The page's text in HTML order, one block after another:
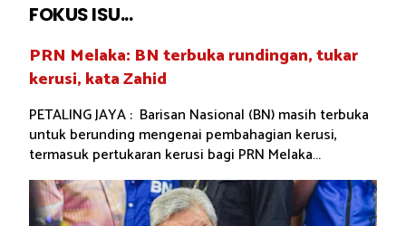
FOKUS ISU...
PRN Melaka: BN terbuka rundingan, tukar
kerusi, kata Zahid
PETALING JAYA : Barisan Nasional (BN) masih terbuka
untuk berunding mengenai pembahagian kerusi,
termasuk pertukaran kerusi bagi PRN Melaka...